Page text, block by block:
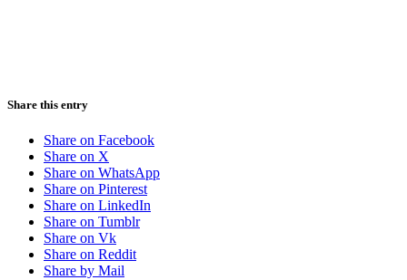
Share this entry
Share on Facebook
Share on X
Share on WhatsApp
Share on Pinterest
Share on LinkedIn
Share on Tumblr
Share on Vk
Share on Reddit
Share by Mail